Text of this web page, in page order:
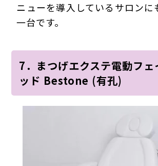
ニューを導入しているサロンに
一台です。
7．まつげエクステ電動フェ
ッド Bestone (有孔)